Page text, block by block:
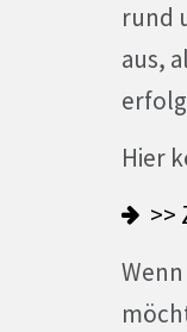
rund
aus,
Hier
>>